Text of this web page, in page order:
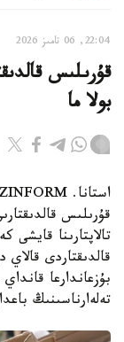
22:04, 06 تامىز 2026
قۇرىلىس
بولا ما
قۇرىلىس
تالاپتارىنا قايشى
قالدىقتاردى
تەلەارناسىنىڭ